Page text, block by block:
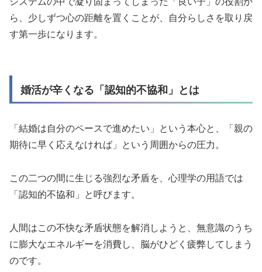
ら、少しずつ心の距離を置くことが、自分らしさを取り戻
す第一歩になります。
婚活が辛くなる「認知的不協和」とは
「結婚は自分のペースで進めたい」という本心と、「親の
期待に早く応えなければ」という周囲からの圧力。
この二つの間に生じる強烈な矛盾を、心理学の用語では
「認知的不協和」と呼びます。
人間はこの不快な矛盾状態を解消しようと、無意識のうち
に膨大なエネルギーを消費し、脳がひどく疲弊してしまう
のです。